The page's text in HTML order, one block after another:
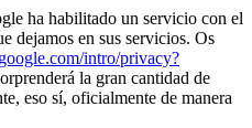
ha habilitado un servicio con el
dejamos en sus servicios. Os
intro/privacy?
la gran cantidad de
eso sí, oficialmente de manera